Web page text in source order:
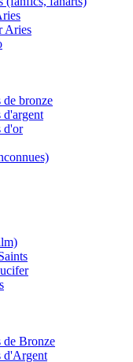
Aries
bronze
d'argent
d'or
de Bronze
d'Argent